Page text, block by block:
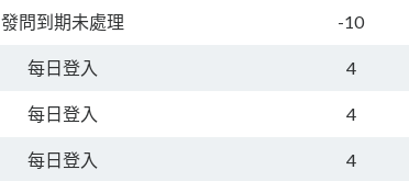
發問到期未處理 -10
每日登入 4
每日登入 4
每日登入 4